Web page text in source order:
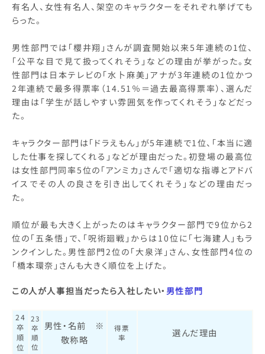
有名人、女性有名人、架空のキャラクターをそれぞれ挙げても
らった。
男性部門では「櫻井翔」さんが調査開始以来5年連続の1位、
「公平な目で見て扱ってくれそう」などの理由が挙がった。女
性部門は日本テレビの「水卜麻美」アナが3年連続の1位かつ
2年連続で最多得票率（14.51％＝過去最高得票率）、選んだ
理由は「学生が話しやすい雰囲気を作ってくれそう」などだっ
た。
キャラクター部門は「ドラえもん」が5年連続で1位、「本当に適
した仕事を探してくれる」などが理由だった。初登場の最高位
は女性部門同率5位の「アンミカ」さんで「適切な指導とアドバ
イスでその人の良さを引き出してくれそう」などの理由だっ
た。
順位が最も大きく上がったのはキャラクター部門で9位から2
位の「五条悟」で、「呪術廻戦」からは10位に「七海建人」もラ
ンクインした。男性部門2位の「大泉洋」さん、女性部門4位の
「橋本環奈」さんも大きく順位を上げた。
この人が人事担当だったら入社したい・ 男性部門
24
卒
順
位
23
卒
順
位
男性・名前 ※
敬称略
得票
率
選んだ理由